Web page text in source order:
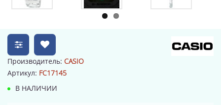
Производитель: CASIO
Артикул: FC17145
В НАЛИЧИИ